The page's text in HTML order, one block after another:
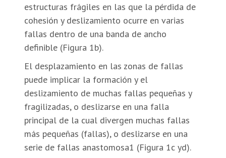
estructuras frágiles en las que la pérdida de
cohesión y deslizamiento ocurre en varias
fallas dentro de una banda de ancho
definible (Figura 1b).
El desplazamiento en las zonas de fallas
puede implicar la formación y el
deslizamiento de muchas fallas pequeñas y
fragilizadas, o deslizarse en una falla
principal de la cual divergen muchas fallas
más pequeñas (fallas), o deslizarse en una
serie de fallas anastomosa1 (Figura 1c yd).